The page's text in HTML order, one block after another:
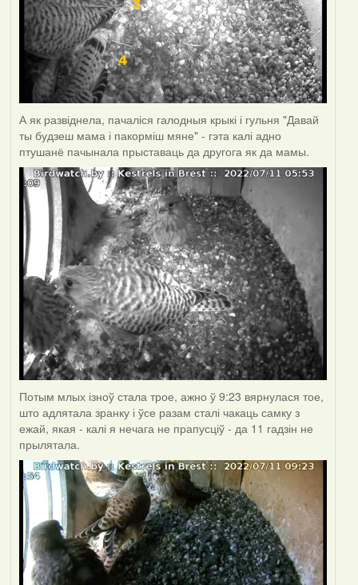
А як развіднела, пачаліся галодныя крыкі і гульня "Давай
ты будзеш мама і пакорміш мяне" - гэта калі адно
птушанё пачынала прыставаць да другога як да мамы.
Потым млых ізноў стала трое, ажно ў 9:23 вярнулася тое,
што адлятала зранку і ўсе разам сталі чакаць самку з
ежай, якая - калі я нечага не прапусціў - да 11 гадзін не
прылятала.